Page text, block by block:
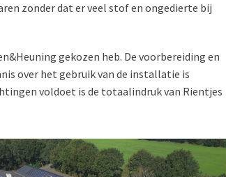
zonder dat er veel stof en ongedierte bij
gekozen heb. De voorbereiding en
over het gebruik van de installatie is
voldoet is de totaalindruk van Rientjes